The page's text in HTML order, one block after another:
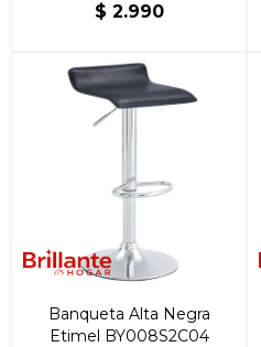
$ 2.990
Banqueta Alta Negra
Etimel BY008S2C04